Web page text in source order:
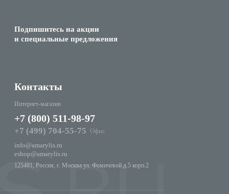
Подпишитесь на акции
и специальные предложения
Контакты
Интернет-магазин
+7 (800) 511-98-97
+7 (499) 704-55-75 Офис
info@amarylis.ru
eshop@amarylis.ru
125481, Россия, г. Москва ул. Фомичевой д.5 корп.2